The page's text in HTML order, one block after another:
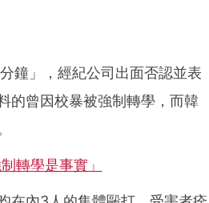
鐘」，經紀公司出面否認並表
的曾因校暴被強制轉學，而韓
轉學是事實」